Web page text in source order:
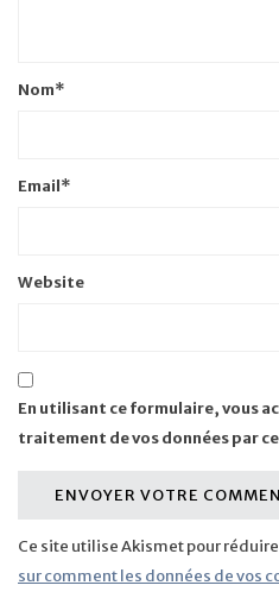
Nom*
Email*
Website
En utilisant ce formulaire, vous
traitement de vos données par
Ce site utilise Akismet pour
sur comment les données de vos